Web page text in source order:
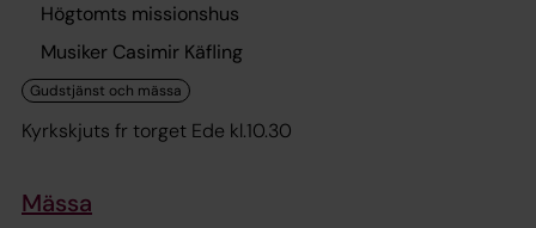
Högtomts missionshus
Musiker Casimir Käfling
Kyrkskjuts fr torget Ede kl.10.30
Mässa